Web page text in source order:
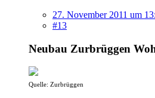
27. November 2011 um
#13
Neubau Zurbrüggen
Quelle: Zurbrüggen